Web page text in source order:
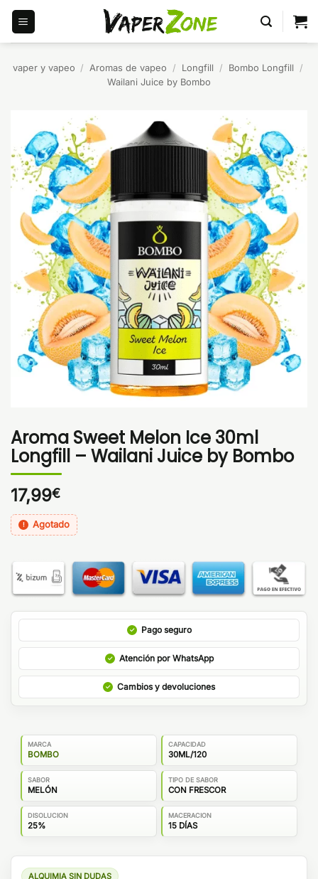
Saltar
contenido
vaper y vapeo / Aromas de vapeo / Longfill / Bombo Longfill
/
Wailani Juice by Bombo
Aroma Sweet Melon Ice 30ml
Longfill – Wailani Juice by Bombo
17,99€
Agotado
Pago seguro
Atención por WhatsApp
Cambios y devoluciones
MARCA
BOMBO
CAPACIDAD
30ML/120
SABOR
MELÓN
TIPO DE SABOR
CON FRESCOR
DISOLUCION
25%
MACERACION
15 DÍAS
ALQUIMIA SIN DUDAS